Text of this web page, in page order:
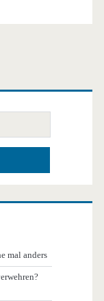
mal anders